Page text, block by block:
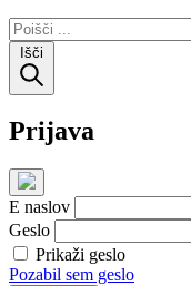
Išči
Prijava
E naslov
Geslo
Prikaži geslo
Pozabil sem geslo